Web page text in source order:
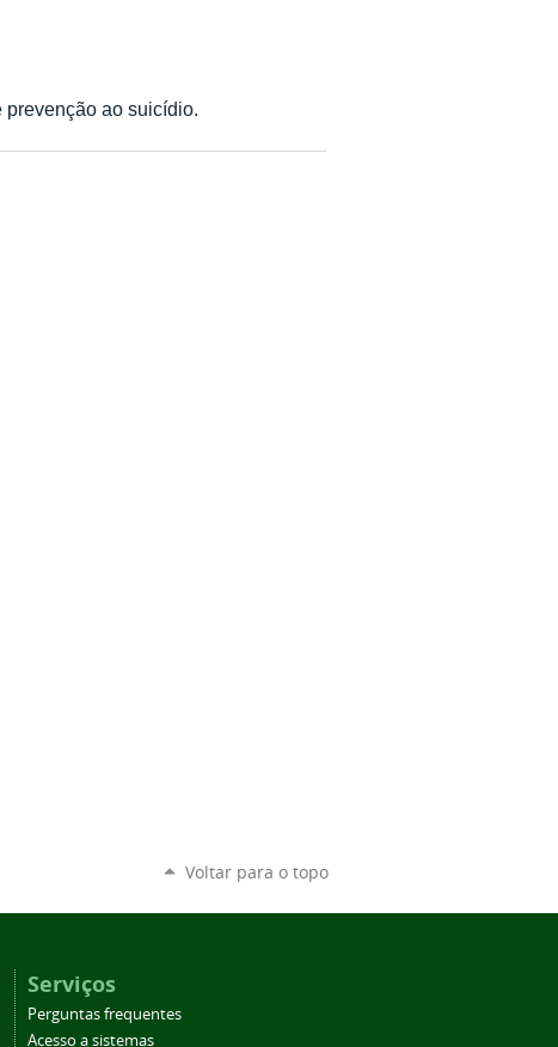
prevenção ao suicídio.
Voltar para o topo
Serviços
Perguntas frequentes
Acesso a sistemas